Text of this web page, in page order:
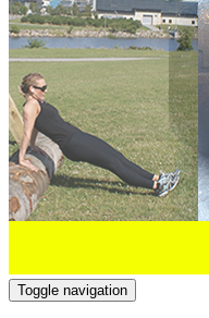
Toggle navigation